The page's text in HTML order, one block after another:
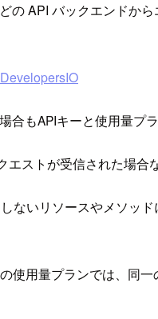
の API バックエンドか
もAPIキーと使用量プ
ストが受信された場
ないリソースやメソッ
用量プランでは、同